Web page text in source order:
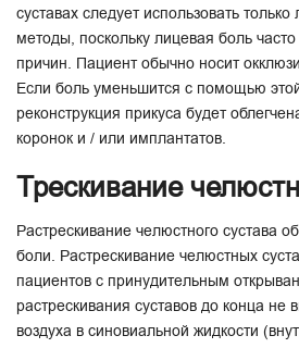
суставах следует использовать
методы, поскольку лицевая боль
причин. Пациент обычно носит
Если боль уменьшится с помощью
реконструкция прикуса будет
коронок и / или имплантатов.
Трескивание
Растрескивание челюстного сустава
боли. Растрескивание челюстных
пациентов с принудительным
растрескивания суставов до конца не
воздуха в синовиальной жидкости